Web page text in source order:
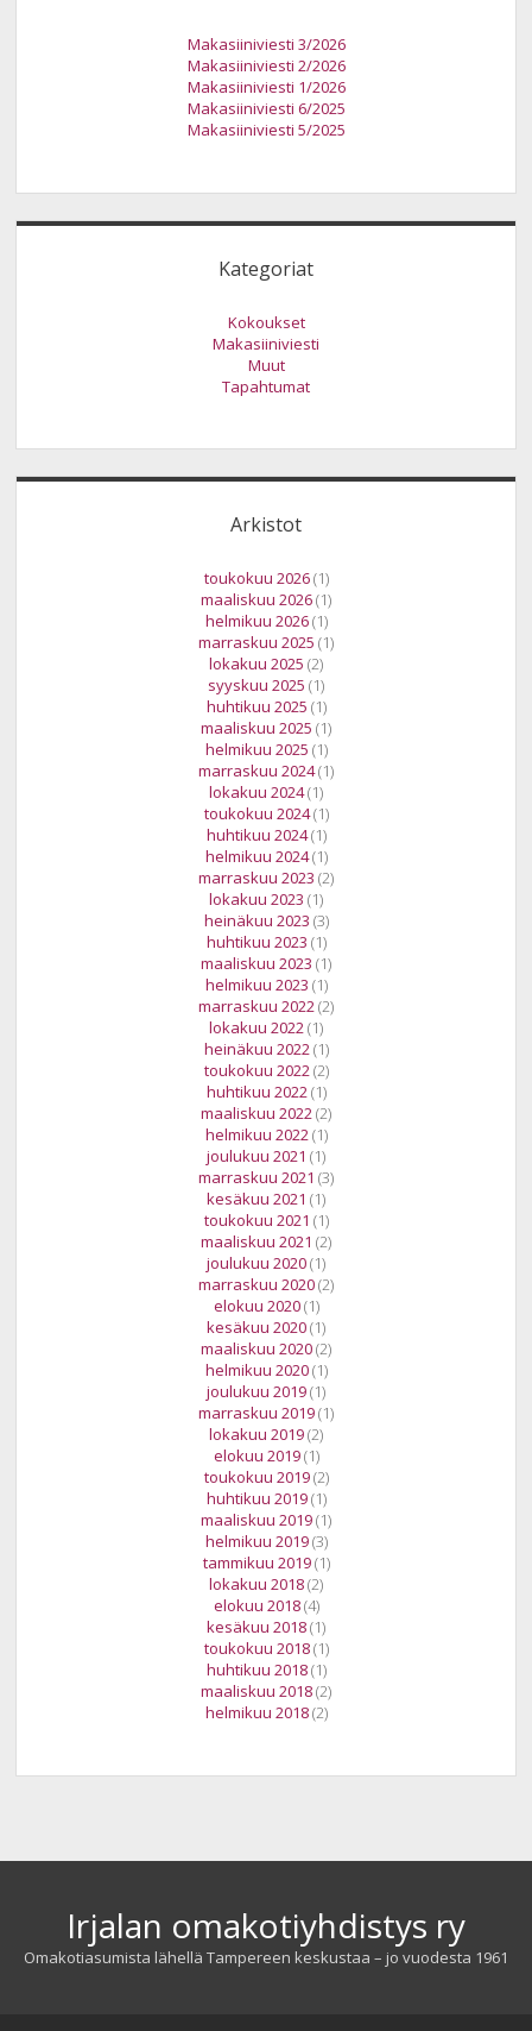
Makasiiniviesti 3/2026
Makasiiniviesti 2/2026
Makasiiniviesti 1/2026
Makasiiniviesti 6/2025
Makasiiniviesti 5/2025
Kategoriat
Kokoukset
Makasiiniviesti
Muut
Tapahtumat
Arkistot
toukokuu 2026(1)
maaliskuu 2026(1)
helmikuu 2026(1)
marraskuu 2025 (1)
lokakuu 2025 (2)
syyskuu 2025 (1)
huhtikuu 2025 (1)
maaliskuu 2025 (1)
helmikuu 2025 (1)
marraskuu 2024(1)
lokakuu 2024(1)
toukokuu 2024(1)
huhtikuu 2024(1)
helmikuu 2024(1)
marraskuu 2023 (2)
lokakuu 2023 (1)
heinäkuu 2023 (3)
huhtikuu 2023 (1)
maaliskuu 2023 (1)
helmikuu 2023 (1)
marraskuu 2022(2)
lokakuu 2022(1)
heinäkuu 2022(1)
toukokuu 2022(2)
huhtikuu 2022(1)
maaliskuu 2022(2)
helmikuu 2022(1)
joulukuu 2021 (1)
marraskuu 2021 (3)
kesäkuu 2021 (1)
toukokuu 2021 (1)
maaliskuu 2021 (2)
joulukuu 2020(1)
marraskuu 2020(2)
elokuu 2020(1)
kesäkuu 2020(1)
maaliskuu 2020(2)
helmikuu 2020(1)
joulukuu 2019(1)
marraskuu 2019(1)
lokakuu 2019(2)
elokuu 2019(1)
toukokuu 2019(2)
huhtikuu 2019(1)
maaliskuu 2019(1)
helmikuu 2019(3)
tammikuu 2019(1)
lokakuu 2018(2)
elokuu 2018(4)
kesäkuu 2018(1)
toukokuu 2018(1)
huhtikuu 2018(1)
maaliskuu 2018(2)
helmikuu 2018(2)
Irjalan omakotiyhdistys ry
Omakotiasumista lähellä Tampereen keskustaa – jo vuodesta 1961